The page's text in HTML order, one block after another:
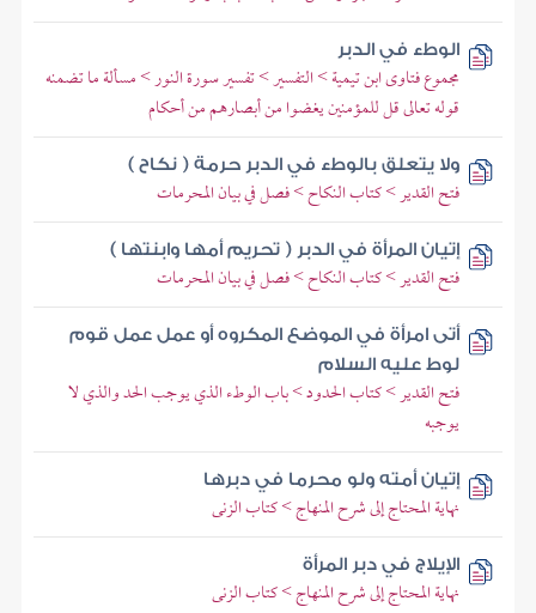
الوطء في الدبر
مجموع فتاوى ابن تيمية > التفسير > تفسير سورة النور > مسألة ما تضمنه
قوله تعالى قل للمؤمنين يغضوا من أبصارهم من أحكام
ولا يتعلق بالوطء في الدبر حرمة ( نكاح )
فتح القدير > كتاب النكاح > فصل في بيان المحرمات
إتيان المرأة في الدبر ( تحريم أمها وابنتها )
فتح القدير > كتاب النكاح > فصل في بيان المحرمات
أتى امرأة في الموضع المكروه أو عمل عمل قوم
لوط عليه السلام
فتح القدير > كتاب الحدود > باب الوطء الذي يوجب الحد والذي لا
يوجبه
إتيان أمته ولو محرما في دبرها
نهاية المحتاج إلى شرح المنهاج > كتاب الزنى
الإيلاج في دبر المرأة
نهاية المحتاج إلى شرح المنهاج > كتاب الزنى